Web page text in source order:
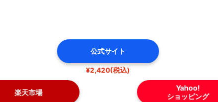
公式サイト
¥2,420(税込)
楽天市場
Yahoo!
ショッピング